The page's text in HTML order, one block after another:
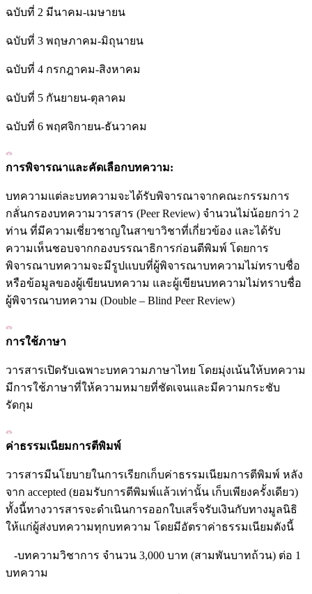
ฉบับที่ 2 มีนาคม-เมษายน
ฉบับที่ 3 พฤษภาคม-มิถุนายน
ฉบับที่ 4 กรกฎาคม-สิงหาคม
ฉบับที่ 5 กันยายน-ตุลาคม
ฉบับที่ 6 พฤศจิกายน-ธันวาคม
การพิจารณาและคัดเลือกบทความ:
บทความแต่ละบทความจะได้รับพิจารณาจากคณะกรรมการ
กลั่นกรองบทความวารสาร (Peer Review) จำนวนไม่น้อยกว่า 2
ท่าน ที่มีความเชี่ยวชาญในสาขาวิชาที่เกี่ยวข้อง และได้รับ
ความเห็นชอบจากกองบรรณาธิการก่อนตีพิมพ์ โดยการ
พิจารณาบทความจะมีรูปแบบที่ผู้พิจารณาบทความไม่ทราบชื่อ
หรือข้อมูลของผู้เขียนบทความ และผู้เขียนบทความไม่ทราบชื่อ
ผู้พิจารณาบทความ (Double – Blind Peer Review)
การใช้ภาษา
วารสารเปิดรับเฉพาะบทความภาษาไทย โดยมุ่งเน้นให้บทความ
มีการใช้ภาษาที่ให้ความหมายที่ชัดเจนและมีความกระชับ
รัดกุม
ค่าธรรมเนียมการตีพิมพ์
วารสารมีนโยบายในการเรียกเก็บค่าธรรมเนียมการตีพิมพ์ หลัง
จาก accepted (ยอมรับการตีพิมพ์แล้วเท่านั้น เก็บเพียงครั้งเดียว)
ทั้งนี้ทางวารสารจะดำเนินการออกใบเสร็จรับเงินกับทางมูลนิธิ
ให้แก่ผู้ส่งบทความทุกบทความ โดยมีอัตราค่าธรรมเนียมดังนี้
-บทความวิชาการ จำนวน 3,000 บาท (สามพันบาทถ้วน) ต่อ 1
บทความ